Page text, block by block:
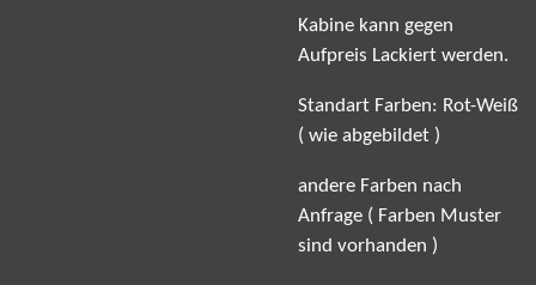
Kabine kann gegen
Aufpreis Lackiert werden.
Standart Farben: Rot-Weiß
( wie abgebildet )
andere Farben nach
Anfrage ( Farben Muster
sind vorhanden )